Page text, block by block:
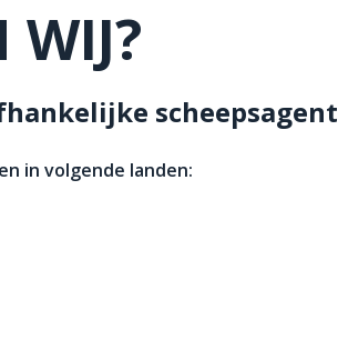
WIJ?
scheepsagent
in volgende landen: